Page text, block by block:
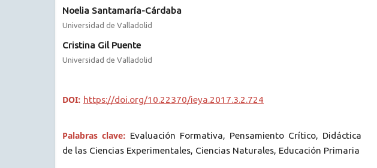
Noelia Santamaría-Cárdaba
Universidad de Valladolid
Cristina Gil Puente
Universidad de Valladolid
DOI: https://doi.org/10.22370/ieya.2017.3.2.724
Palabras clave: Evaluación Formativa, Pensamiento Crítico, Didáctica
de las Ciencias Experimentales, Ciencias Naturales, Educación Primaria